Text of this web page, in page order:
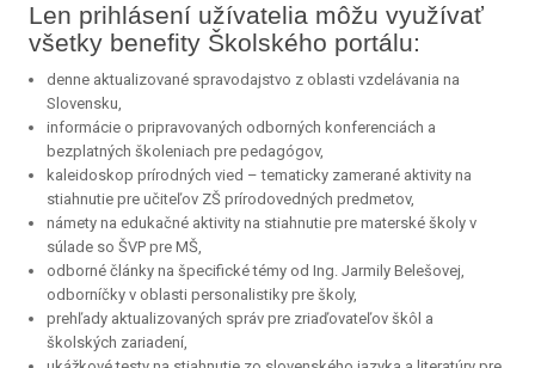
Len prihlásení užívatelia môžu využívať
všetky benefity Školského portálu:
denne aktualizované spravodajstvo z oblasti vzdelávania na
Slovensku,
informácie o pripravovaných odborných konferenciách a
bezplatných školeniach pre pedagógov,
kaleidoskop prírodných vied – tematicky zamerané aktivity na
stiahnutie pre učiteľov ZŠ prírodovedných predmetov,
námety na edukačné aktivity na stiahnutie pre materské školy v
súlade so ŠVP pre MŠ,
odborné články na špecifické témy od Ing. Jarmily Belešovej,
odborníčky v oblasti personalistiky pre školy,
prehľady aktualizovaných správ pre zriaďovateľov škôl a
školských zariadení,